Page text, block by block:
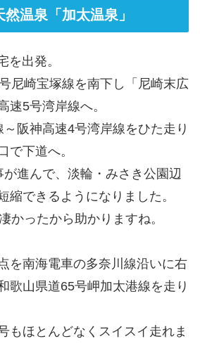
温泉「加太温泉」
を出発。
尼崎宝塚線を南下し「尼崎末広
速5号湾岸線へ。
阪神高速4号湾岸線をひた走り
で下道へ。
進んで、淡輪・みさき公園辺
縮できるようになりました。
かったから助かりますね。
を南海電車の多奈川線沿いに右
歌山県道65号岬加太港線を走り
もほとんどなくスイスイ走れま